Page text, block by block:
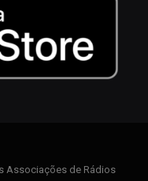
Associações de Rádios